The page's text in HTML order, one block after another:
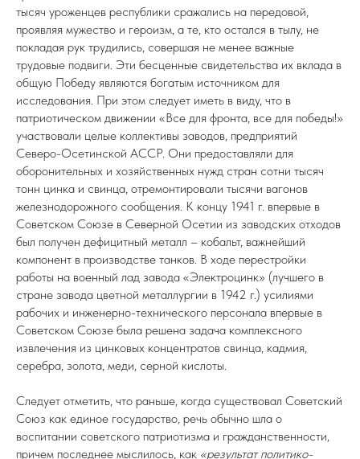
тысяч уроженцев республики сражались на передовой,
проявляя мужество и героизм, а те, кто остался в тылу, не
покладая рук трудились, совершая не менее важные
трудовые подвиги. Эти бесценные свидетельства их вклада в
общую Победу являются богатым источником для
исследования. При этом следует иметь в виду, что в
патриотическом движении «Все для фронта, все для победы!»
участвовали целые коллективы заводов, предприятий
Северо-Осетинской АССР. Они предоставляли для
оборонительных и хозяйственных нужд стран сотни тысяч
тонн цинка и свинца, отремонтировали тысячи вагонов
железнодорожного сообщения. К концу 1941 г. впервые в
Советском Союзе в Северной Осетии из заводских отходов
был получен дефицитный металл – кобальт, важнейший
компонент в производстве танков. В ходе перестройки
работы на военный лад завода «Электроцинк» (лучшего в
стране завода цветной металлургии в 1942 г.) усилиями
рабочих и инженерно-технического персонала впервые в
Советском Союзе была решена задача комплексного
извлечения из цинковых концентратов свинца, кадмия,
серебра, золота, меди, серной кислоты.
Следует отметить, что раньше, когда существовал Советский
Союз как единое государство, речь обычно шла о
воспитании советского патриотизма и гражданственности,
причем последнее мыслилось, как «результат политико-